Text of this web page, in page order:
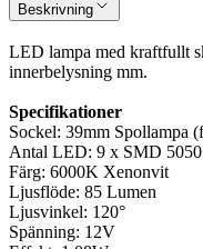
Beskrivning
LED lampa med kraftfullt
innerbelysning mm.
Specifikationer
Sockel: 39mm Spollampa
Antal LED: 9 x SMD 5050
Färg: 6000K Xenonvit
Ljusflöde: 85 Lumen
Ljusvinkel: 120°
Spänning: 12V